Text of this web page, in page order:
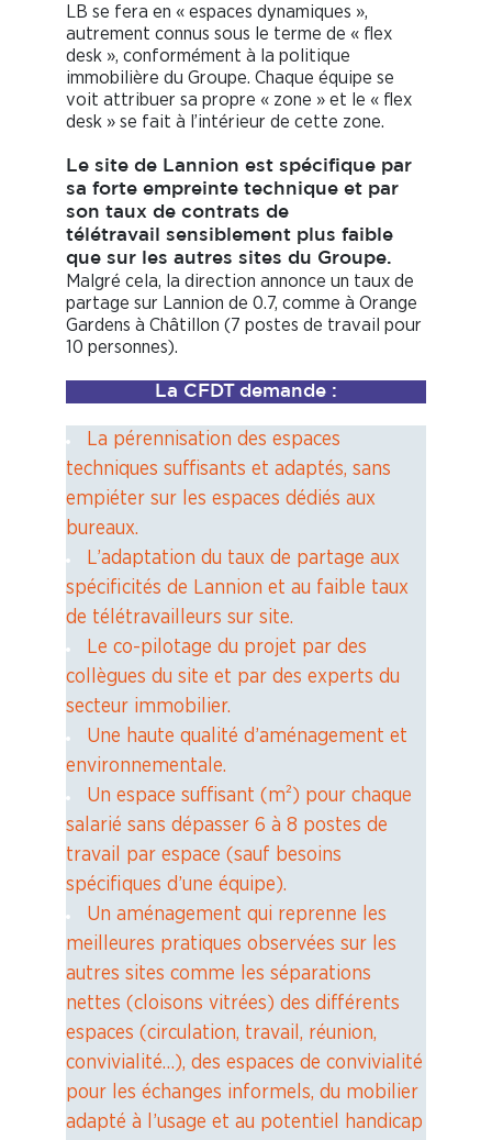
LB se fera en « espaces dynamiques »,
autrement connus sous le terme de « flex
desk », conformément à la politique
immobilière du Groupe. Chaque équipe se
voit attribuer sa propre « zone » et le « flex
desk » se fait à l’intérieur de cette zone.
Le site de Lannion est spécifique par
sa forte empreinte technique et par
son taux de contrats de
télétravail sensiblement plus faible
que sur les autres sites du Groupe.
Malgré cela, la direction annonce un taux de
partage sur Lannion de 0.7, comme à Orange
Gardens à Châtillon (7 postes de travail pour
10 personnes).
La CFDT demande :
La pérennisation des espaces
techniques suffisants et adaptés, sans
empiéter sur les espaces dédiés aux
bureaux.
L’adaptation du taux de partage aux
spécificités de Lannion et au faible taux
de télétravailleurs sur site.
Le co-pilotage du projet par des
collègues du site et par des experts du
secteur immobilier.
Une haute qualité d’aménagement et
environnementale.
Un espace suffisant (m²) pour chaque
salarié sans dépasser 6 à 8 postes de
travail par espace (sauf besoins
spécifiques d’une équipe).
Un aménagement qui reprenne les
meilleures pratiques observées sur les
autres sites comme les séparations
nettes (cloisons vitrées) des différents
espaces (circulation, travail, réunion,
convivialité…), des espaces de convivialité
pour les échanges informels, du mobilier
adapté à l’usage et au potentiel handicap